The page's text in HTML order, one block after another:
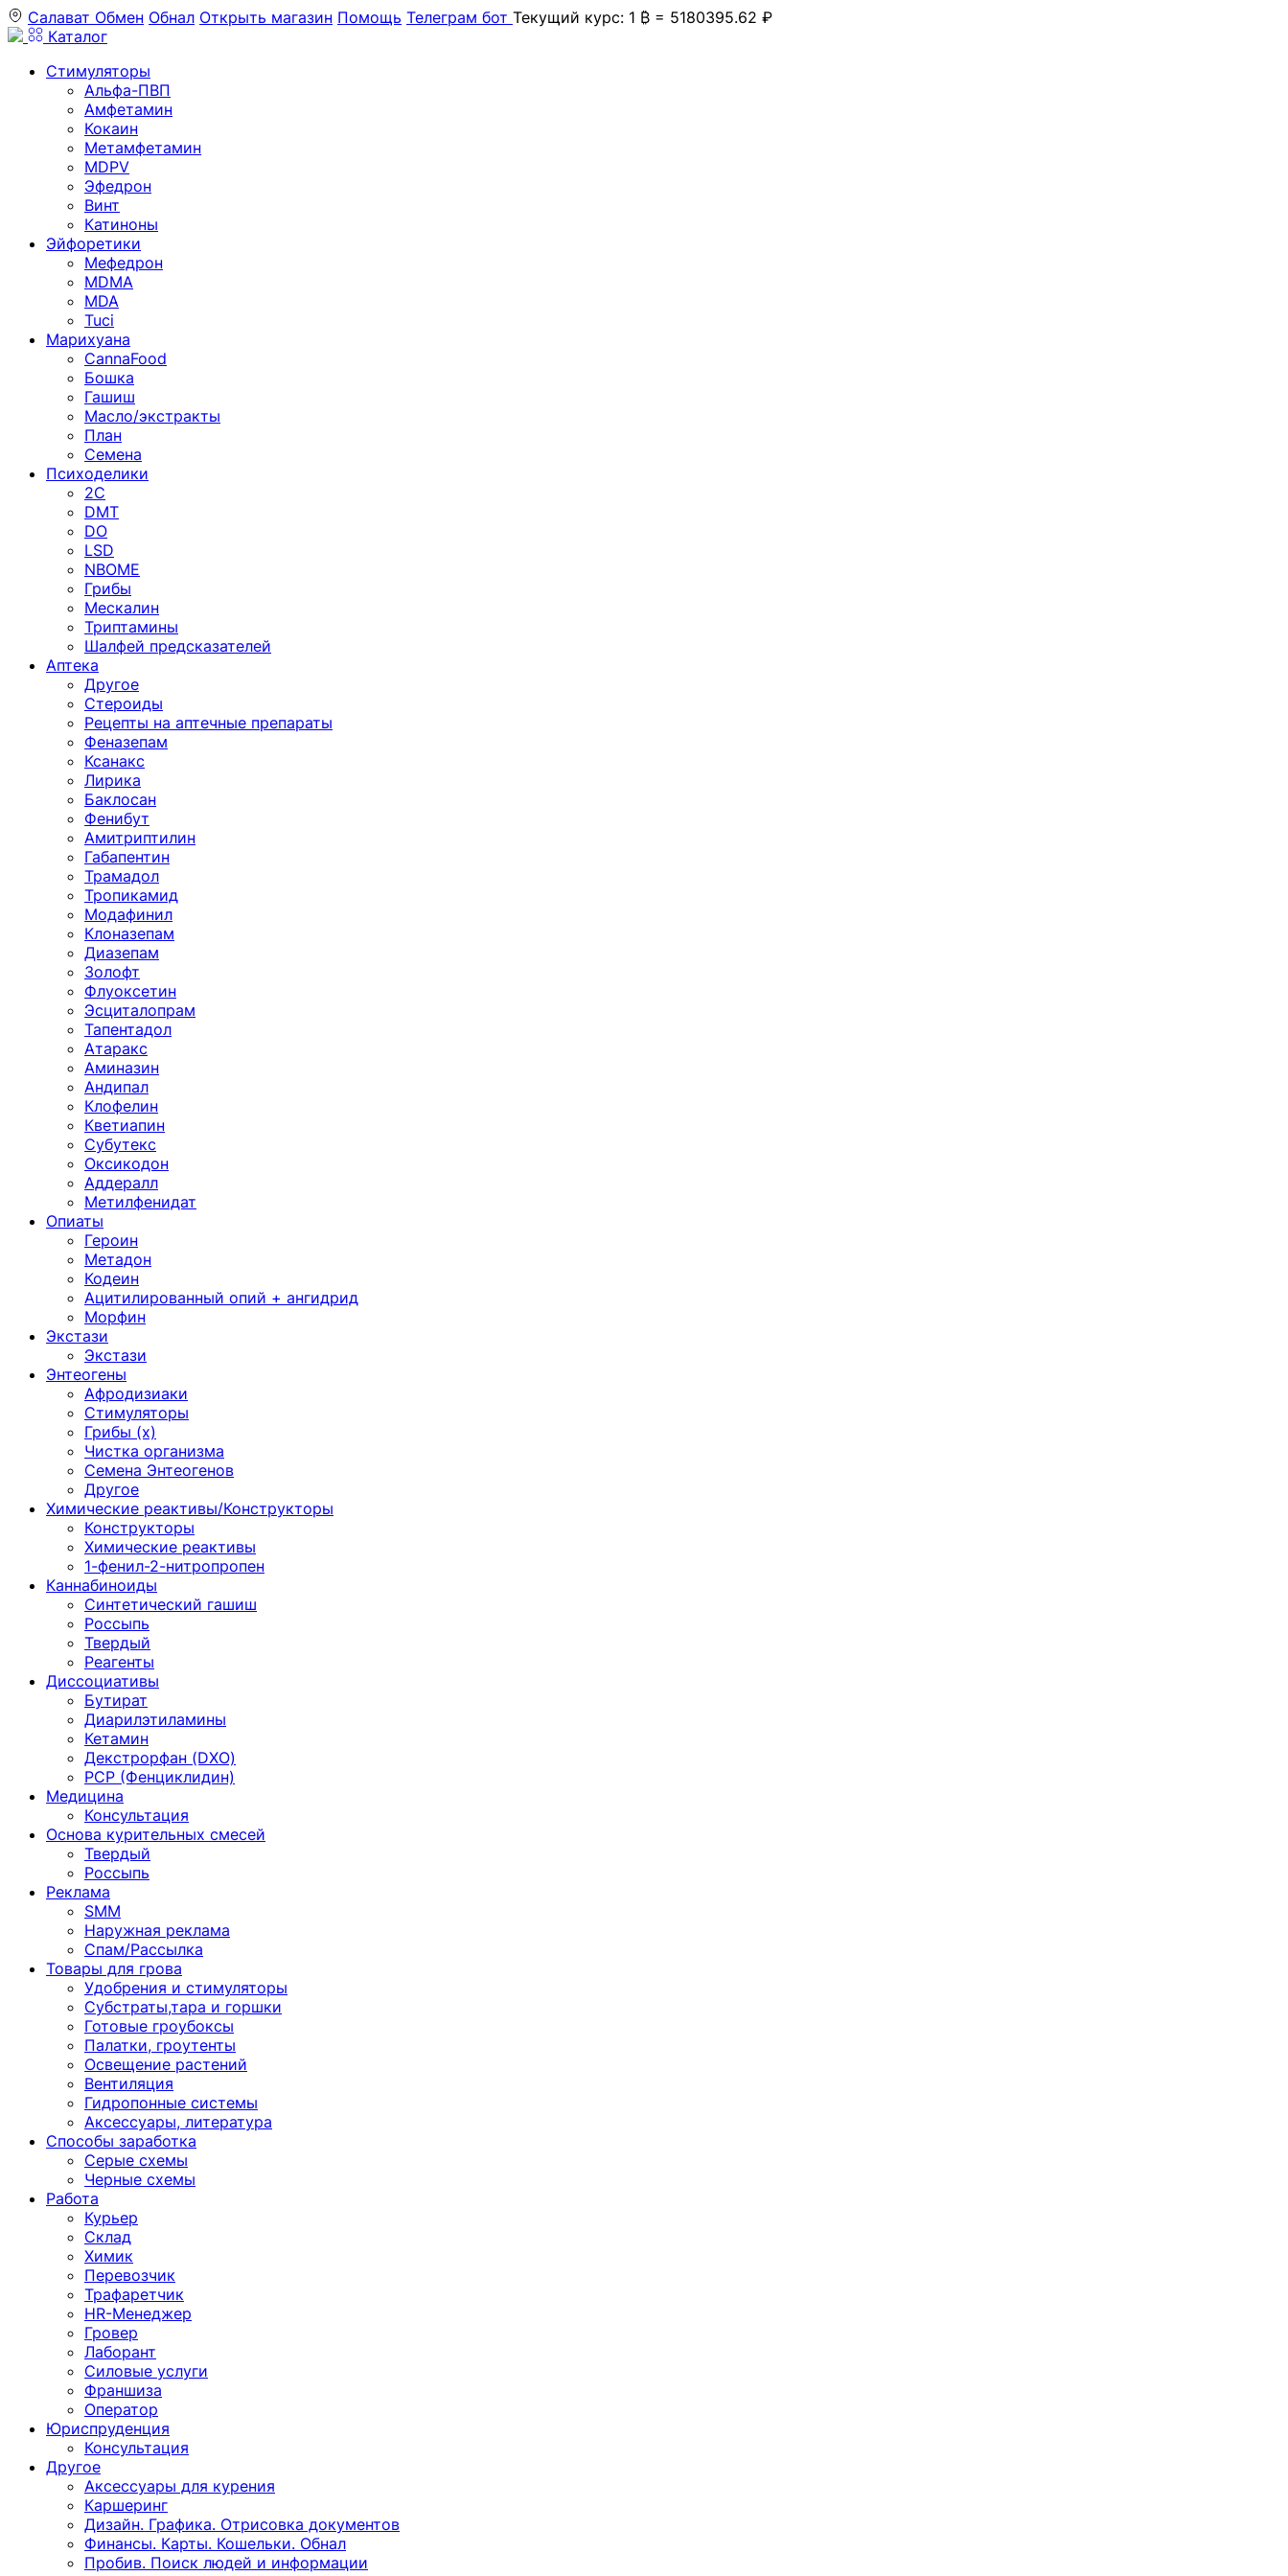
Салават Обмен Обнал Открыть магазин Помощь Телеграм бот Текущий курс: 1 ₿ = 5180395.62 ₽
Каталог
Стимуляторы
Альфа-ПВП
Амфетамин
Кокаин
Метамфетамин
MDPV
Эфедрон
Винт
Катиноны
Эйфоретики
Мефедрон
MDMA
MDA
Tuci
Марихуана
CannaFood
Бошка
Гашиш
Масло/экстракты
План
Семена
Психоделики
2C
DMT
DO
LSD
NBOME
Грибы
Мескалин
Триптамины
Шалфей предсказателей
Аптека
Другое
Стероиды
Рецепты на аптечные препараты
Феназепам
Ксанакс
Лирика
Баклосан
Фенибут
Амитриптилин
Габапентин
Трамадол
Тропикамид
Модафинил
Клоназепам
Диазепам
Золофт
Флуоксетин
Эсциталопрам
Тапентадол
Атаракс
Аминазин
Андипал
Клофелин
Кветиапин
Субутекс
Оксикодон
Аддералл
Метилфенидат
Опиаты
Героин
Метадон
Кодеин
Ацитилированный опий + ангидрид
Морфин
Экстази
Экстази
Энтеогены
Афродизиаки
Стимуляторы
Грибы (х)
Чистка организма
Семена Энтеогенов
Другое
Химические реактивы/Конструкторы
Конструкторы
Химические реактивы
1-фенил-2-нитропропен
Каннабиноиды
Синтетический гашиш
Россыпь
Твердый
Реагенты
Диссоциативы
Бутират
Диарилэтиламины
Кетамин
Декстрорфан (DXO)
PCP (Фенциклидин)
Медицина
Консультация
Основа курительных смесей
Твердый
Россыпь
Реклама
SMM
Наружная реклама
Спам/Рассылка
Товары для грова
Удобрения и стимуляторы
Субстраты,тара и горшки
Готовые гроубоксы
Палатки, гроутенты
Освещение растений
Вентиляция
Гидропонные системы
Аксессуары, литература
Способы заработка
Серые схемы
Черные схемы
Работа
Курьер
Склад
Химик
Перевозчик
Трафаретчик
HR-Менеджер
Гровер
Лаборант
Силовые услуги
Франшиза
Оператор
Юриспруденция
Консультация
Другoе
Аксессуары для курения
Каршеринг
Дизайн. Графика. Отрисовка документов
Финансы. Карты. Кошельки. Обнал
Пробив. Поиск людей и информации